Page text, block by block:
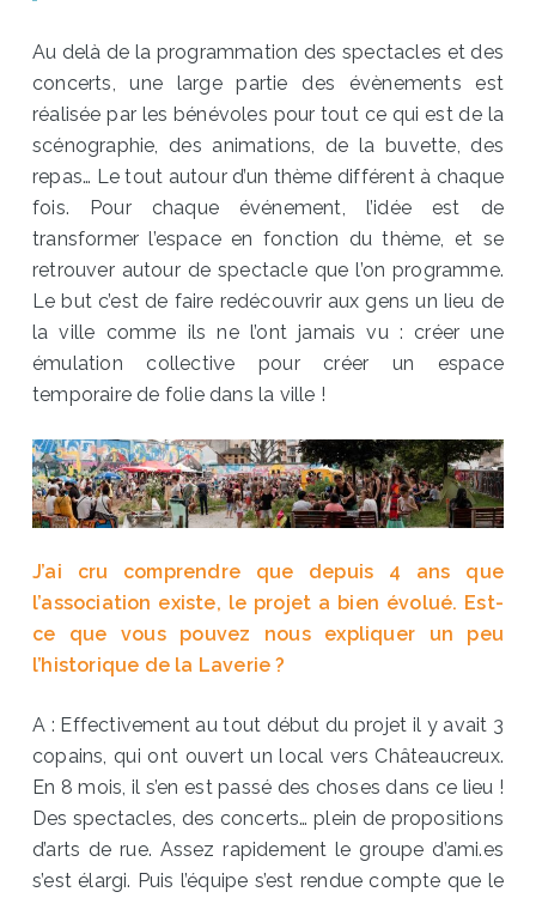
Au delà de la programmation des spectacles et des
concerts, une large partie des évènements est
réalisée par les bénévoles pour tout ce qui est de la
scénographie, des animations, de la buvette, des
repas… Le tout autour d’un thème différent à chaque
fois. Pour chaque événement, l’idée est de
transformer l’espace en fonction du thème, et se
retrouver autour de spectacle que l’on programme.
Le but c’est de faire redécouvrir aux gens un lieu de
la ville comme ils ne l’ont jamais vu : créer une
émulation collective pour créer un espace
temporaire de folie dans la ville !
J’ai cru comprendre que depuis 4 ans que
l’association existe, le projet a bien évolué. Est-
ce que vous pouvez nous expliquer un peu
l’historique de la Laverie ?
A : Effectivement au tout début du projet il y avait 3
copains, qui ont ouvert un local vers Châteaucreux.
En 8 mois, il s’en est passé des choses dans ce lieu !
Des spectacles, des concerts… plein de propositions
d’arts de rue. Assez rapidement le groupe d’ami.es
s’est élargi. Puis l’équipe s’est rendue compte que le